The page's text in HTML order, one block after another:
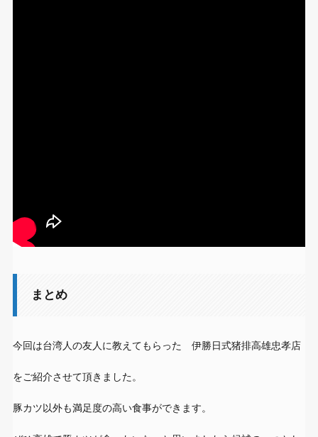
まとめ
今回は台湾人の友人に教えてもらった 伊勝日式猪排高雄忠孝店
をご紹介させて頂きました。
豚カツ以外も満足度の高い食事ができます。